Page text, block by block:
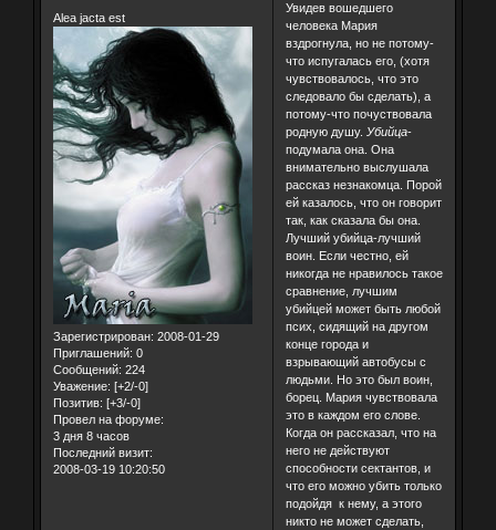
Alea jacta est
Зарегистрирован: 2008-01-29
Приглашений: 0
Сообщений: 224
Уважение: [+2/-0]
Позитив: [+3/-0]
Провел на форуме:
3 дня 8 часов
Последний визит:
2008-03-19 10:20:50
Увидев вошедшего
человека Мария
вздрогнула, но не потому-
что испугалась его, (хотя
чувствовалось, что это
следовало бы сделать), а
потому-что почуствовала
родную душу. Убийца-
подумала она. Она
внимательно выслушала
рассказ незнакомца. Порой
ей казалось, что он говорит
так, как сказала бы она.
Лучший убийца-лучший
воин. Если честно, ей
никогда не нравилось такое
сравнение, лучшим
убийцей может быть любой
псих, сидящий на другом
конце города и
взрывающий автобусы с
людьми. Но это был воин,
борец. Мария чувствовала
это в каждом его слове.
Когда он рассказал, что на
него не действуют
способности сектантов, и
что его можно убить только
подойдя к нему, а этого
никто не может сделать,